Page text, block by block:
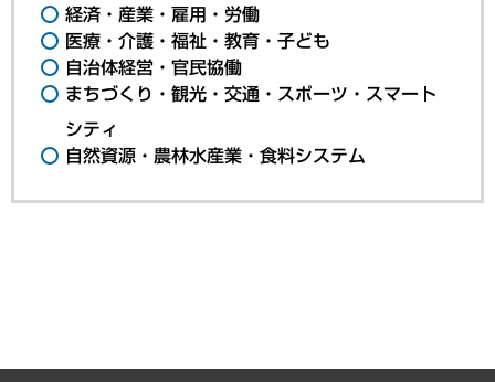
経済・産業・雇用・労働
医療・介護・福祉・教育・子ども
自治体経営・官民協働
まちづくり・観光・交通・スポーツ・スマート
シティ
自然資源・農林水産業・食料システム